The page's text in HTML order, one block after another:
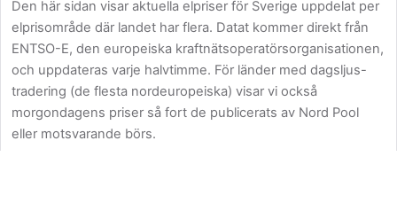
Byt elavtal
Om
FAQ
Den här sidan visar aktuella elpriser för Sverige uppdelat per
elprisområde där landet har flera. Datat kommer direkt från
ENTSO-E, den europeiska kraftnätsoperatörsorganisationen,
och uppdateras varje halvtimme. För länder med dagsljus-
tradering (de flesta nordeuropeiska) visar vi också
morgondagens priser så fort de publicerats av Nord Pool
eller motsvarande börs.